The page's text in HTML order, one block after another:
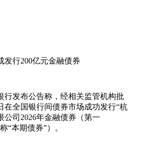
发行200亿元金融债券
行发布公告称，经相关监管机构批
在全国银行间债券市场成功发行“杭
公司2026年金融债券（第一
“本期债券”）。